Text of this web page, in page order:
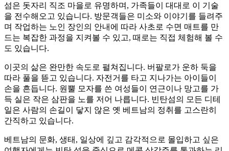
섬은 돗자리 직조 마을로 유명하며, 가족들이 대대로 이 기술
을 전수해오고 있습니다. 방문객들은 미소와 이야기를 들려주
며 작업하는 노인 장인의 안내에 따라 사초로 수면 매트를 만
드는 복잡한 과정을 지켜볼 수 있고, 때로는 직접 체험해 볼 수
도 있습니다.
이곳의 삶은 완만한 속도로 펼쳐집니다. 버팔로가 운하 둑을
따라 풀을 뜯고 있습니다. 자전거를 타고 지나가는 아이들이
손을 흔듭니다. 원뿔 모자를 쓴 여성들이 연근이나 망고를 가
득 실은 작은 삼판을 노를 저어 나릅니다. 빈탄섬의 모든 디테
일은 사람의 손길이 닿지 않은 옛 베트남의 정취를 고스란히
간직하고 있습니다.
베트남의 문화, 생태, 일상에 깊고 감각적으로 몰입하고 싶은